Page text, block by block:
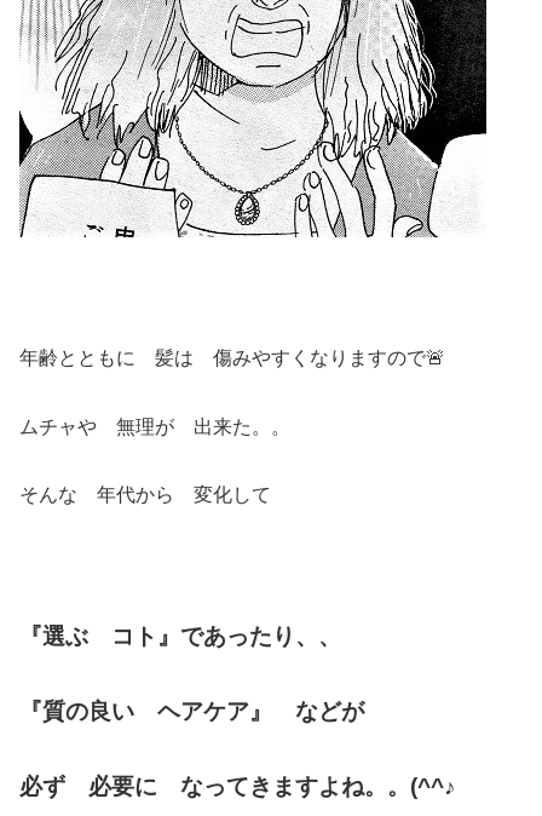
年齢とともに 髪は 傷みやすくなりますので🚨
ムチャや 無理が 出来た。。
そんな 年代から 変化して
『選ぶ コト』であったり、、
『質の良い ヘアケア』 などが
必ず 必要に なってきますよね。。(^^♪